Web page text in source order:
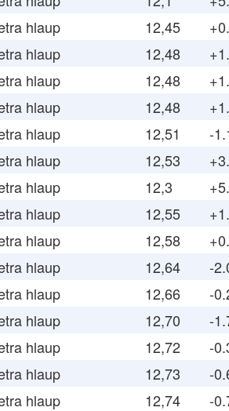
hlaup 12,45
hlaup 12,48
hlaup 12,48
hlaup 12,48
hlaup 12,51
-
hlaup 12,53
hlaup 12,3
hlaup 12,55
hlaup 12,58
hlaup 12,64
-
hlaup 12,66
-
hlaup 12,70
-
hlaup 12,72
-
hlaup 12,73
-
hlaup 12,74
-